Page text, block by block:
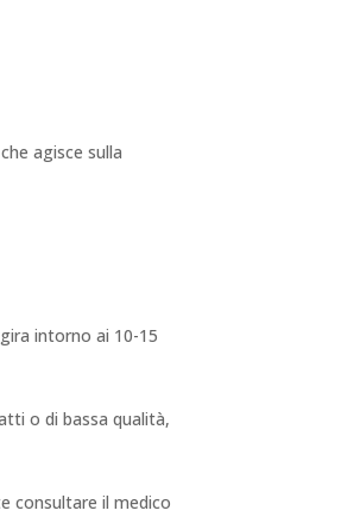
agisce sulla
intorno ai 10-15
o di bassa qualità,
consultare il medico